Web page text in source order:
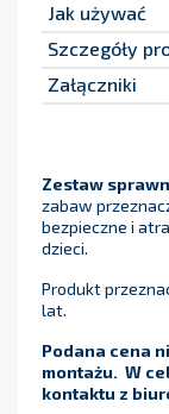
Jak używać
Szczegóły
Załączniki
Zestaw
zabaw
bezpieczne i
dzieci.
Produkt
lat.
Podana cena
montażu. W
kontaktu z